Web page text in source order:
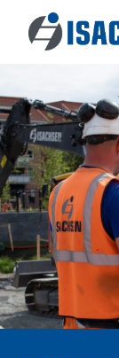
Hopp til innhold